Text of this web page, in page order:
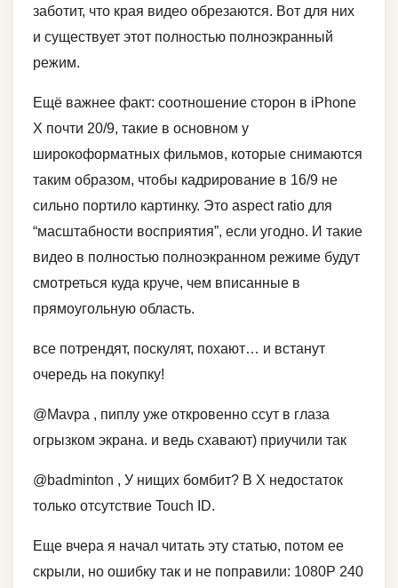
заботит, что края видео обрезаются. Вот для них
и существует этот полностью полноэкранный
режим.
Ещё важнее факт: соотношение сторон в iPhone
X почти 20/9, такие в основном у
широкоформатных фильмов, которые снимаются
таким образом, чтобы кадрирование в 16/9 не
сильно портило картинку. Это aspect ratio для
“масштабности восприятия”, если угодно. И такие
видео в полностью полноэкранном режиме будут
смотреться куда круче, чем вписанные в
прямоугольную область.
все потрендят, поскулят, похают… и встанут
очередь на покупку!
@Mavpa , пиплу уже откровенно ссут в глаза
огрызком экрана. и ведь схавают) приучили так
@badminton , У нищих бомбит? В X недостаток
только отсутствие Touch ID.
Еще вчера я начал читать эту статью, потом ее
скрыли, но ошибку так и не поправили: 1080Р 240